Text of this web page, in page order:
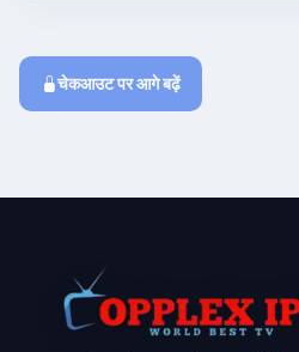
चेकआउट पर आगे बढ़ें